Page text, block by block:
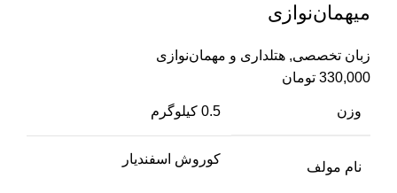
میهمان‌نوازی
زبان تخصصی, هتلداری و مهمان‌نوازی
330,000 تومان
وزن 0.5 کیلوگرم
نام مولف
کوروش اسفندیار